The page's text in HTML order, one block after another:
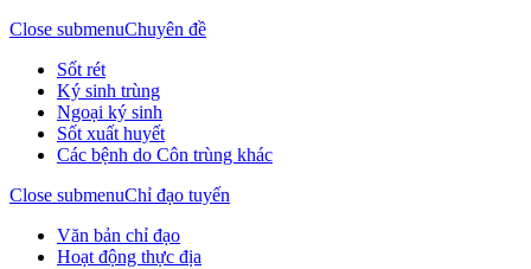
Close submenuChuyên đề
Sốt rét
Ký sinh trùng
Ngoại ký sinh
Sốt xuất huyết
Các bệnh do Côn trùng khác
Close submenuChỉ đạo tuyến
Văn bản chỉ đạo
Hoạt động thực địa